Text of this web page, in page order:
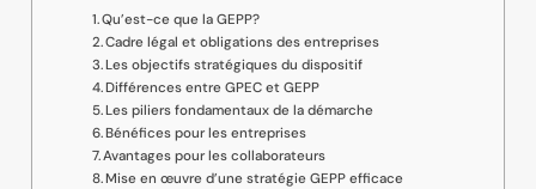
Qu’est-ce que la GEPP?
Cadre légal et obligations des entreprises
Les objectifs stratégiques du dispositif
Différences entre GPEC et GEPP
Les piliers fondamentaux de la démarche
Bénéfices pour les entreprises
Avantages pour les collaborateurs
Mise en œuvre d’une stratégie GEPP efficace